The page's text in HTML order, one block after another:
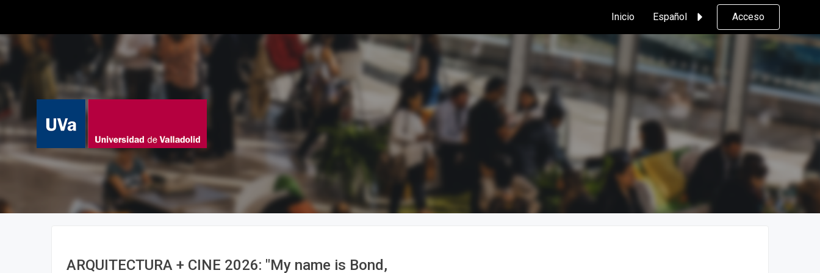
Inicio Español Acceso
ARQUITECTURA + CINE 2026: "My name is Bond,